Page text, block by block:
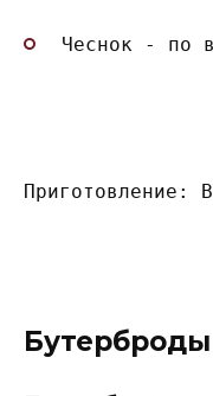
Чеснок - по
Приготовление: